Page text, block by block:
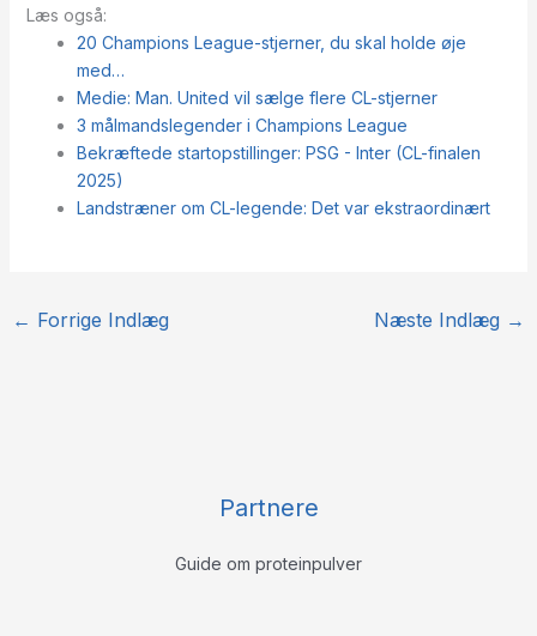
Læs også:
20 Champions League-stjerner, du skal holde øje
med…
Medie: Man. United vil sælge flere CL-stjerner
3 målmandslegender i Champions League
Bekræftede startopstillinger: PSG - Inter (CL-finalen
2025)
Landstræner om CL-legende: Det var ekstraordinært
← Forrige Indlæg Næste Indlæg →
Partnere
Guide om proteinpulver